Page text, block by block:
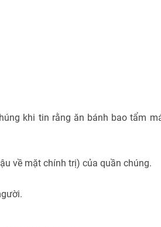
khi tin rằng ăn bánh bao tẩm
về mặt chính trị) của quần chúng.